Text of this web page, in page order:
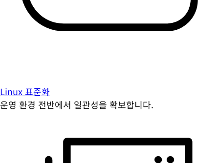
Linux 표준화
운영 환경 전반에서 일관성을 확보합니다.